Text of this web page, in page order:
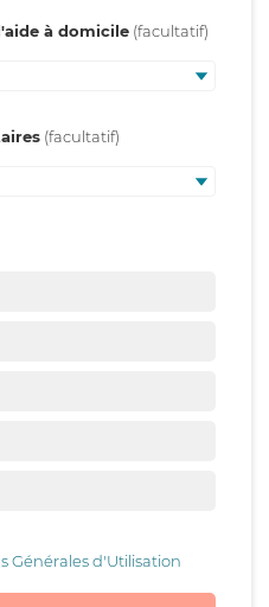
à domicile
Générales d'Utilisation